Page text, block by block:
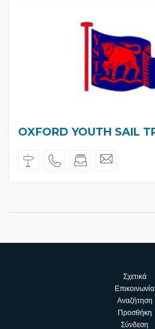
OXFORD YOUTH SAIL
Σχετικά
Επικοινωνία
Αναζήτηση
Προσθήκη
Σύνδεση